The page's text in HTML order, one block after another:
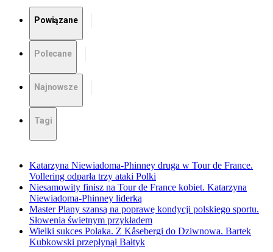
Powiązane
Polecane
Najnowsze
Tagi
Katarzyna Niewiadoma-Phinney druga w Tour de France.
Vollering odparła trzy ataki Polki
Niesamowity finisz na Tour de France kobiet. Katarzyna
Niewiadoma-Phinney liderką
Master Plany szansą na poprawę kondycji polskiego sportu.
Słowenia świetnym przykładem
Wielki sukces Polaka. Z Kåsebergi do Dziwnowa. Bartek
Kubkowski przepłynął Bałtyk